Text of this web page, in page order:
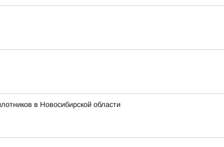
в Новосибирской области